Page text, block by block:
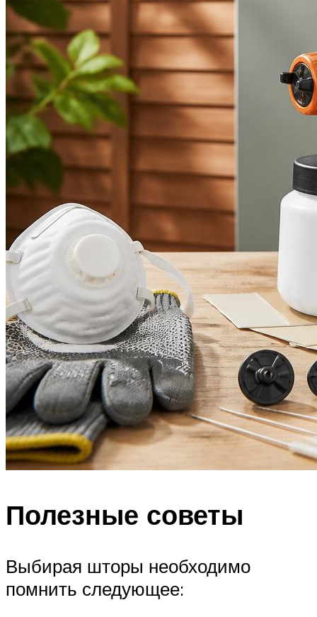
Полезные советы
Выбирая шторы необходимо
помнить следующее: